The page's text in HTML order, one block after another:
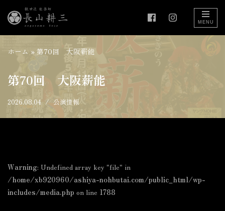
コ
テ
ツ
ス
ホーム » 第70回 大阪薪能
第70回 大阪薪能
2026.08.04 公演情報
Warning: Undefined array key "file" in
/home/xb920960/ashiya-nohbutai.com/public_html/wp-
includes/media.php on line 1788